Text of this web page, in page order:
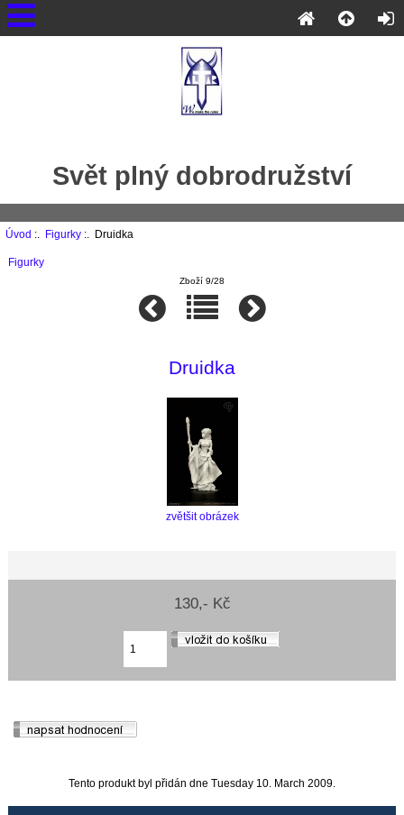
Svět plný dobrodružství
Úvod :. Figurky:. Druidka
Figurky
Zboží 9/28
Druidka
zvětšit obrázek
130,- Kč
Tento produkt byl přidán dne Tuesday 10. March 2009.